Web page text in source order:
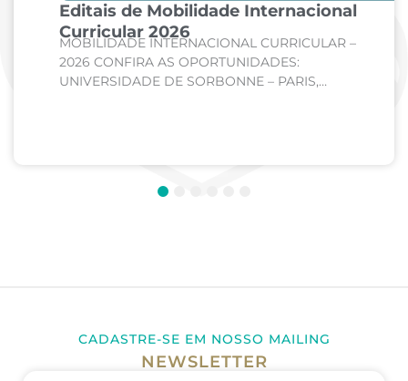
Editais de Mobilidade Internacional
Curricular 2026
MOBILIDADE INTERNACIONAL CURRICULAR –
2026 CONFIRA AS OPORTUNIDADES:
UNIVERSIDADE DE SORBONNE – PARIS,
4
CADASTRE-SE EM NOSSO MAILING
NEWSLETTER